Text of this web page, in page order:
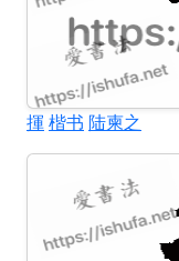
揮楷书 陆柬之